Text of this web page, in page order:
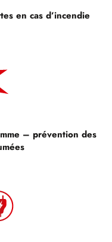
en cas d’incendie
– prévention des